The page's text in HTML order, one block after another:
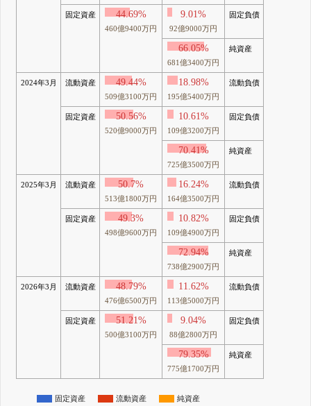
固定資産 44.69%
460億9400万円
9.01%
92億9000万円
固定負債
66.05%
681億3400万円
純資産
2024年3月 流動資産 49.44%
509億3100万円
18.98%
195億5400万円
流動負債
固定資産 50.56%
520億9000万円
10.61%
109億3200万円
固定負債
70.41%
725億3500万円
純資産
2025年3月 流動資産 50.7%
513億1800万円
16.24%
164億3500万円
流動負債
固定資産 49.3%
498億9600万円
10.82%
109億4900万円
固定負債
72.94%
738億2900万円
純資産
2026年3月 流動資産 48.79%
476億6500万円
11.62%
113億5000万円
流動負債
固定資産 51.21%
500億3100万円
9.04%
88億2800万円
固定負債
79.35%
775億1700万円
純資産
固定資産 流動資産
純資産